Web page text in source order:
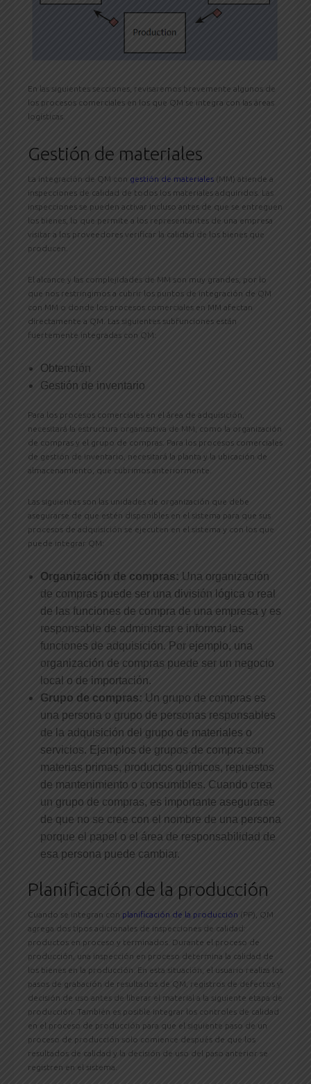
En las siguientes secciones, revisaremos brevemente algunos de
los procesos comerciales en los que QM se integra con las áreas
logísticas.
Gestión de materiales
La integración de QM con gestión de materiales (MM) atiende a
inspecciones de calidad de todos los materiales adquiridos. Las
inspecciones se pueden activar incluso antes de que se entreguen
los bienes, lo que permite a los representantes de una empresa
visitar a los proveedores verificar la calidad de los bienes que
producen.
El alcance y las complejidades de MM son muy grandes, por lo
que nos restringimos a cubrir los puntos de integración de QM
con MM o donde los procesos comerciales en MM afectan
directamente a QM. Las siguientes subfunciones están
fuertemente integradas con QM:
Obtención
Gestión de inventario
Para los procesos comerciales en el área de adquisición,
necesitará la estructura organizativa de MM, como la organización
de compras y el grupo de compras. Para los procesos comerciales
de gestión de inventario, necesitará la planta y la ubicación de
almacenamiento, que cubrimos anteriormente.
Las siguientes son las unidades de organización que debe
asegurarse de que estén disponibles en el sistema para que sus
procesos de adquisición se ejecuten en el sistema y con los que
puede integrar QM:
Organización de compras: Una organización
de compras puede ser una división lógica o real
de las funciones de compra de una empresa y es
responsable de administrar e informar las
funciones de adquisición. Por ejemplo, una
organización de compras puede ser un negocio
local o de importación.
Grupo de compras: Un grupo de compras es
una persona o grupo de personas responsables
de la adquisición del grupo de materiales o
servicios. Ejemplos de grupos de compra son
materias primas, productos químicos, repuestos
de mantenimiento o consumibles. Cuando crea
un grupo de compras, es importante asegurarse
de que no se cree con el nombre de una persona
porque el papel o el área de responsabilidad de
esa persona puede cambiar.
Planificación de la producción
Cuando se integran con planificación de la producción (PP), QM
agrega dos tipos adicionales de inspecciones de calidad:
productos en proceso y terminados. Durante el proceso de
producción, una inspección en proceso determina la calidad de
los bienes en la producción. En esta situación, el usuario realiza los
pasos de grabación de resultados de QM, registros de defectos y
decisión de uso antes de liberar el material a la siguiente etapa de
producción. También es posible integrar los controles de calidad
en el proceso de producción para que el siguiente paso de un
proceso de producción solo comience después de que los
resultados de calidad y la decisión de uso del paso anterior se
registren en el sistema.